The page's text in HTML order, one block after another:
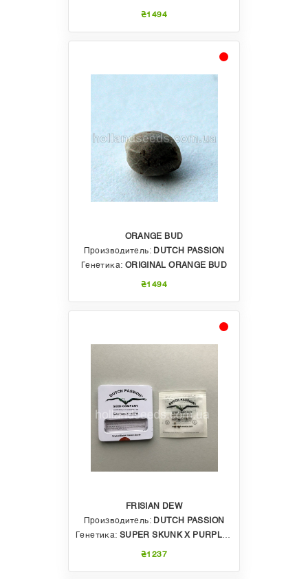
₴1494
ORANGE BUD
Производитель: DUTCH PASSION
Генетика: ORIGINAL ORANGE BUD
₴1494
FRISIAN DEW
Производитель: DUTCH PASSION
Генетика: SUPER SKUNK X PURPLE STAR
₴1237